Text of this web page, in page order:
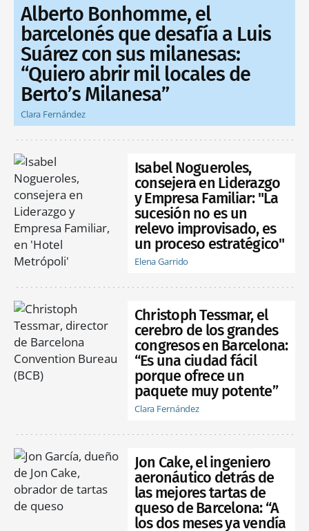
Alberto Bonhomme, el
barcelonés que desafía a Luis
Suárez con sus milanesas:
“Quiero abrir mil locales de
Berto’s Milanesa”
Clara Fernández
Isabel Nogueroles,
consejera en Liderazgo
y Empresa Familiar: "La
sucesión no es un
relevo improvisado, es
un proceso estratégico"
Elena Garrido
Christoph Tessmar, el
cerebro de los grandes
congresos en Barcelona:
“Es una ciudad fácil
porque ofrece un
paquete muy potente”
Clara Fernández
Jon Cake, el ingeniero
aeronáutico detrás de
las mejores tartas de
queso de Barcelona: “A
los dos meses ya vendía